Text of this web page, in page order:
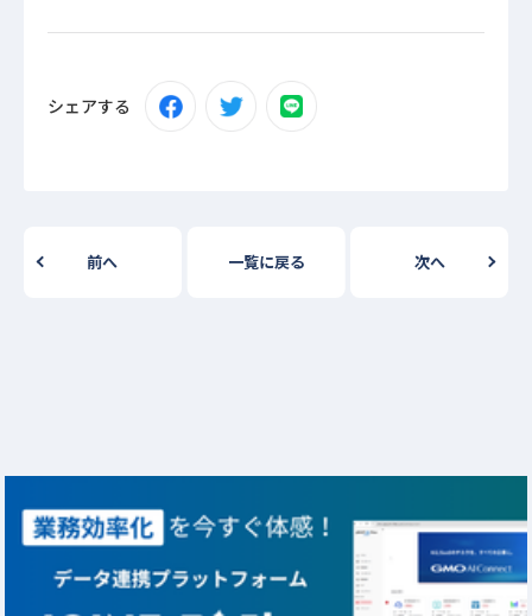
シェアする
前へ 一覧に戻る 次へ